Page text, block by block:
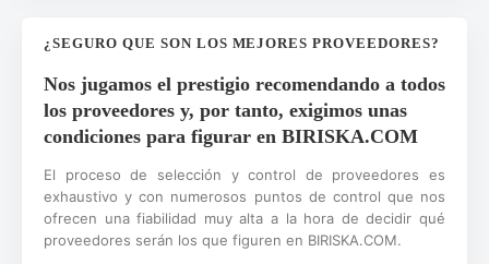
¿SEGURO QUE SON LOS MEJORES PROVEEDORES?
Nos jugamos el prestigio recomendando a todos
los proveedores y, por tanto, exigimos unas
condiciones para figurar en BIRISKA.COM
El proceso de selección y control de proveedores es
exhaustivo y con numerosos puntos de control que nos
ofrecen una fiabilidad muy alta a la hora de decidir qué
proveedores serán los que figuren en BIRISKA.COM.